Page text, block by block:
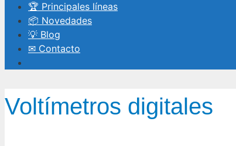
🏆 Principales líneas
📦 Novedades
💡 Blog
✉ Contacto
Voltímetros digitales